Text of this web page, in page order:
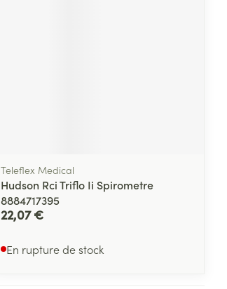
Teleflex Medical
Hudson Rci Triflo Ii Spirometre
8884717395
22,07 €
En rupture de stock